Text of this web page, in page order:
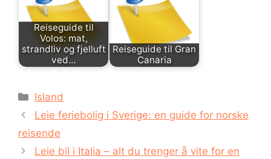
Reiseguide til
Volos: mat,
strandliv og fjelluft
ved…
Reiseguide til Gran
Canaria
Kategorier
Island
Leie feriebolig i Sverige: en guide for norske
reisende
Leie bil i Italia – alt du trenger å vite for en